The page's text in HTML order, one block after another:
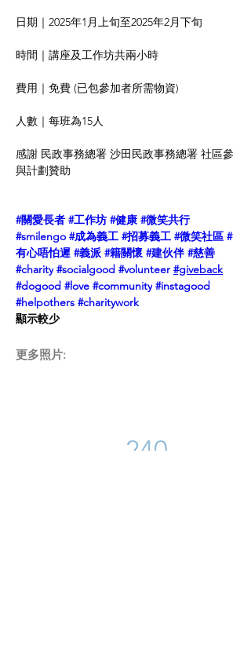
日期｜2025年1月上旬至2025年2月下旬
時間｜講座及工作坊共兩小時
費用｜免費 (已包參加者所需物資)
人數｜每班為15人
感謝 民政事務總署 沙田民政事務總署 社區參
與計劃贊助
#關愛長者 #工作坊 #健康 #微笑共行
#smilengo #成為義工 #招募義工 #微笑社區 #
有心唔怕遲 #義派 #籍關懷 #建伙伴 #慈善
#charity #socialgood #volunteer #giveback
#dogood #love #community #instagood
#helpothers #charitywork
顯示較少
​更多照片:
240